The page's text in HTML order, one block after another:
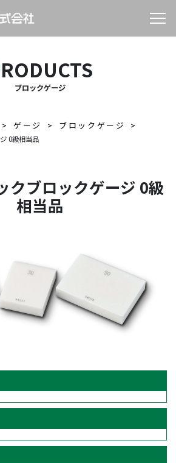
PRODUCTS
ブロックゲージ
ゲージ ブロックゲージ
0級相当品
クブロックゲージ 0級
相当品